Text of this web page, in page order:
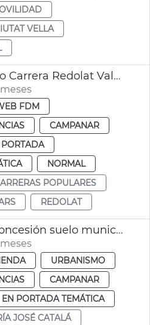
VELLA
Dispositivo tràfico Carrera Redolat València
FDM
CAMPANAR
PORTADA
NORMAL
POPULARES
REDOLAT
Interés público concesión suelo municipal ampliación IVO
URBANISMO
CAMPANAR
EN PORTADA TEMÁTICA
JOSÉ CATALÁ